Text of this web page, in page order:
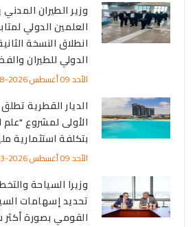
وزير الطيران
العلمين الدولي
انطلاق النسخة
الدولي للطيران
الأحد 09 أغسطس 2026-09:28
الديار القطرية
الأولى لمشروع "علم
بتكلفة استثمارية
الأحد 09 أغسطس 2026-02:53
وزيرا السياحة
تحديد إسهامات
القومي بصورة أكثر